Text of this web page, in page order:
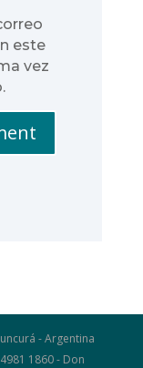
este
vez
- Argentina
1860 - Don